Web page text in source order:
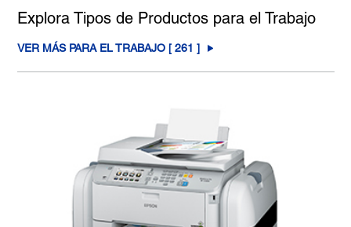
Explora Tipos de Productos para el Trabajo
VER MÁS PARA EL TRABAJO [ 261 ]